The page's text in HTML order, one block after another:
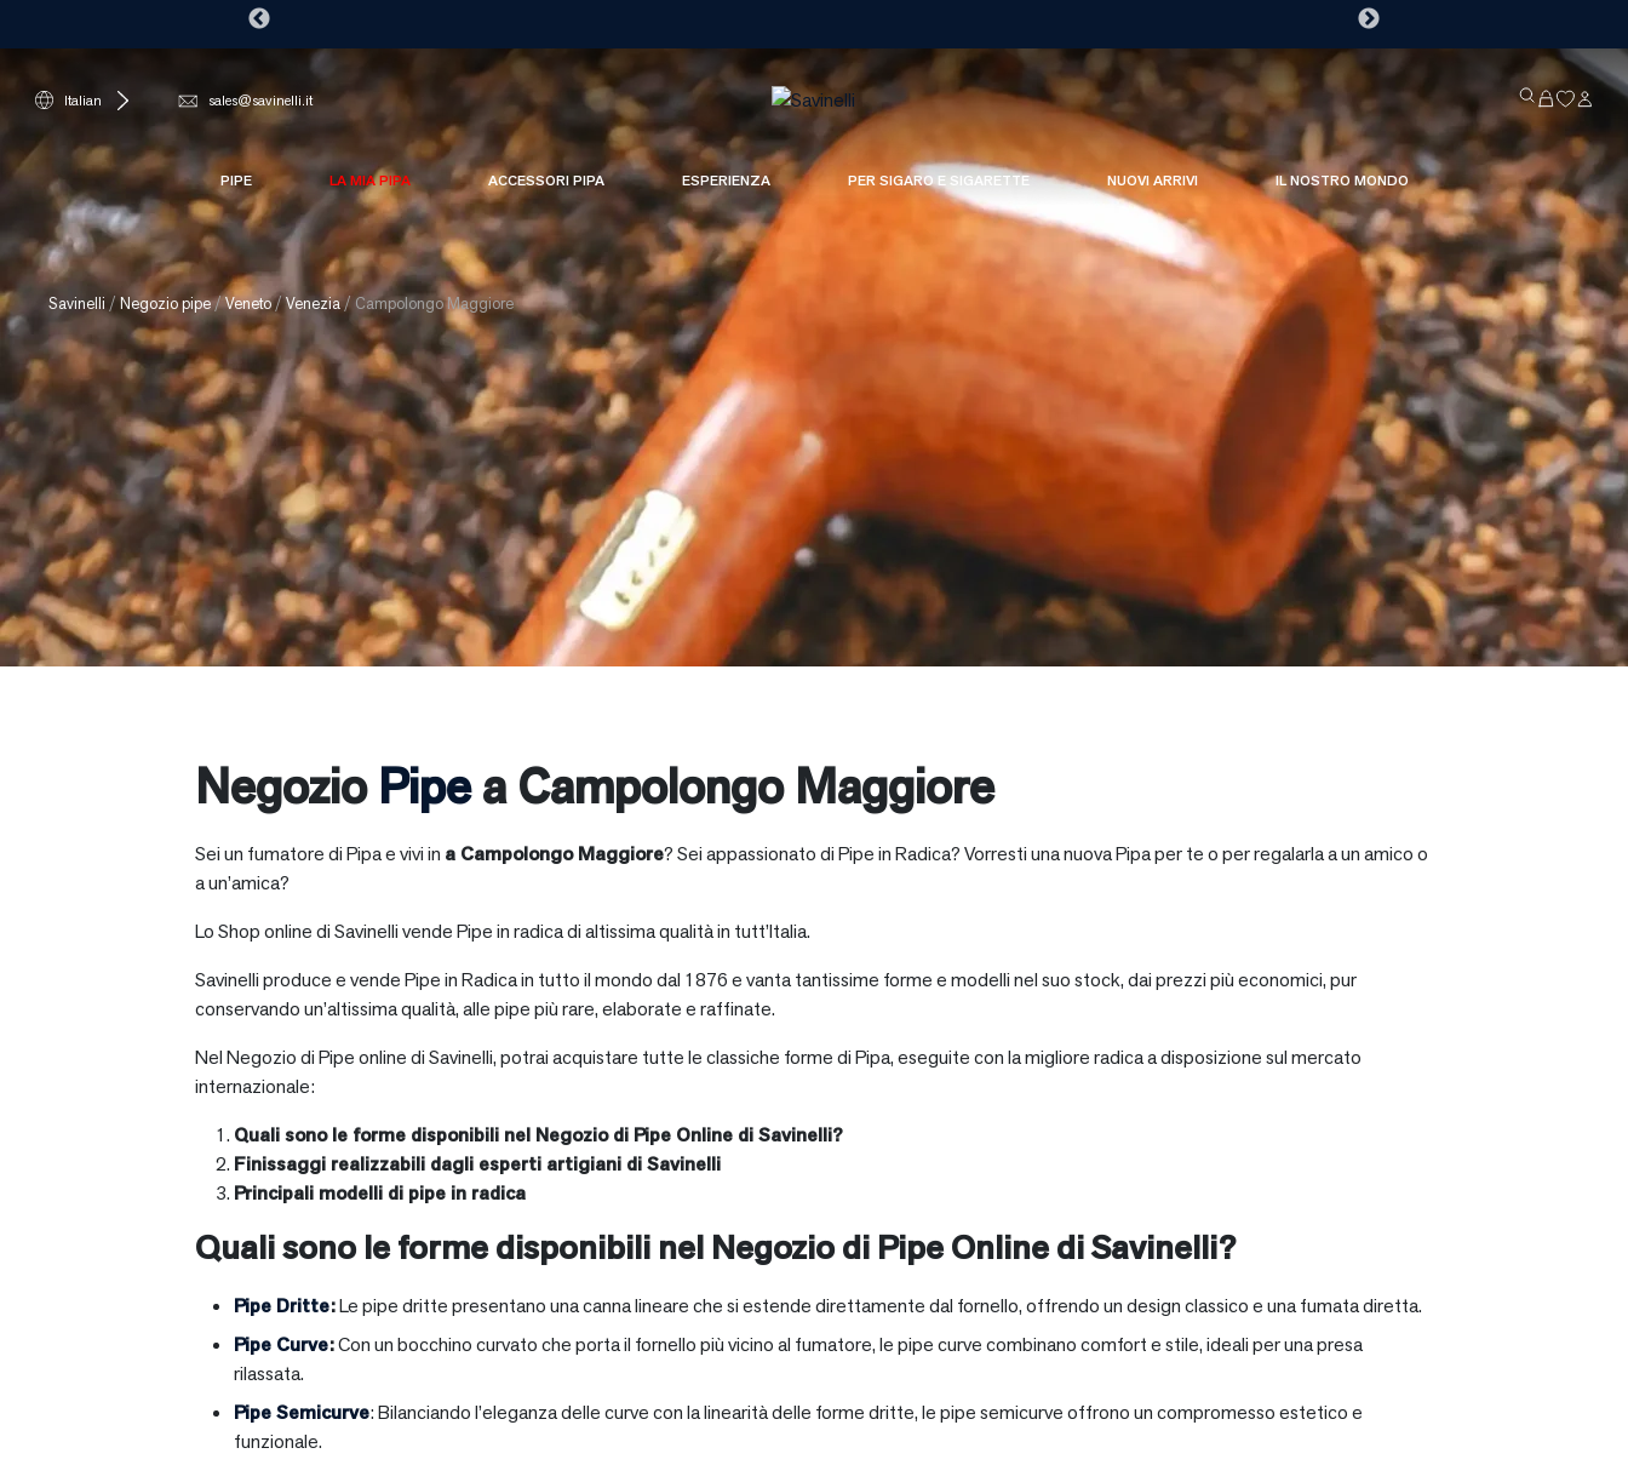
Italian sales@savinelli.it
PIPE LA MIA PIPA ACCESSORI PIPA ESPERIENZA PER SIGARO E SIGARETTE NUOVI ARRIVI IL NOSTRO MONDO
Savinelli / Negozio pipe/Veneto/Venezia/Campolongo Maggiore
Negozio Pipea Campolongo Maggiore
Sei un fumatore di Pipa e vivi in a Campolongo Maggiore? Sei appassionato di Pipe in Radica? Vorresti una nuova Pipa per te o per regalarla a un amico o
a un’amica?
Lo Shop online di Savinelli vende Pipe in radica di altissima qualità in tutt’Italia.
Savinelli produce e vende Pipe in Radica in tutto il mondo dal 1876 e vanta tantissime forme e modelli nel suo stock, dai prezzi più economici, pur
conservando un’altissima qualità, alle pipe più rare, elaborate e raffinate.
Nel Negozio di Pipe online di Savinelli, potrai acquistare tutte le classiche forme di Pipa, eseguite con la migliore radica a disposizione sul mercato
internazionale:
Quali sono le forme disponibili nel Negozio di Pipe Online di Savinelli?
Finissaggi realizzabili dagli esperti artigiani di Savinelli
Principali modelli di pipe in radica
Quali sono le forme disponibili nel Negozio di Pipe Online di Savinelli?
Pipe Dritte:Le pipe dritte presentano una canna lineare che si estende direttamente dal fornello, offrendo un design classico e una fumata diretta.
Pipe Curve:Con un bocchino curvato che porta il fornello più vicino al fumatore, le pipe curve combinano comfort e stile, ideali per una presa
rilassata.
Pipe Semicurve: Bilanciando l’eleganza delle curve con la linearità delle forme dritte, le pipe semicurve offrono un compromesso estetico e
funzionale.